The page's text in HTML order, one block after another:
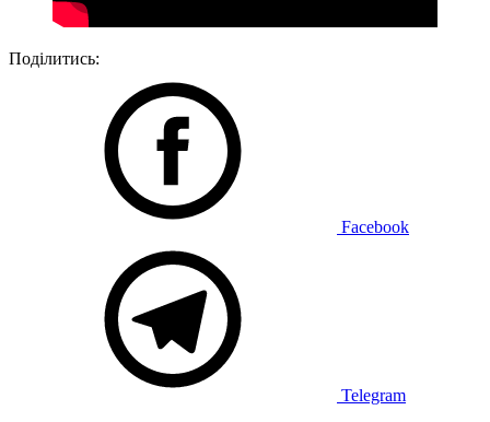
Поділитись:
Facebook
Telegram